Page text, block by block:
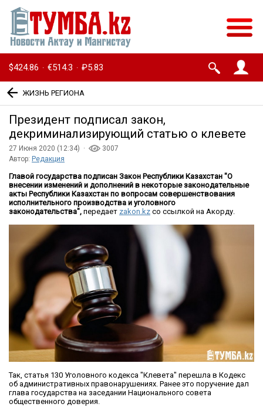
$424.86 · €514.3 · ₽5.83
ЖИЗНЬ РЕГИОНА
Президент подписал закон,
декриминализирующий статью о клевете
27 Июня 2020 (12:34) ·
3007
Автор: Редакция
Главой государства подписан Закон Республики Казахстан "О
внесении изменений и дополнений в некоторые законодательные
акты Республики Казахстан по вопросам совершенствования
исполнительного производства и уголовного
законодательства", передает zakon.kz со ссылкой на Акорду.
Так, статья 130 Уголовного кодекса "Клевета" перешла в Кодекс
об административных правонарушениях. Ранее это поручение дал
глава государства на заседании Национального совета
общественного доверия.